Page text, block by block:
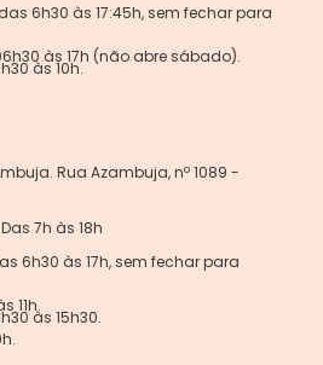
6h30 às 17:45h, sem fechar para
às 17h (não abre sábado).
às 10h.
Rua Azambuja, nº 1089 -
7h às 18h
6h30 às 17h, sem fechar para
11h.
às 15h30.